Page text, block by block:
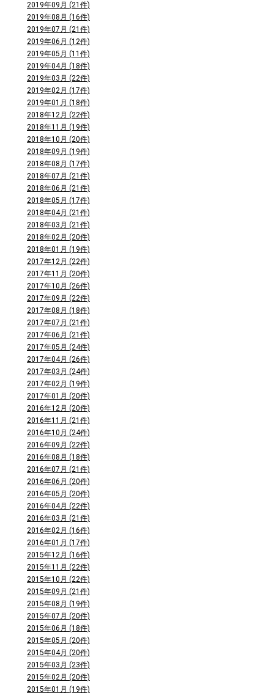
2019年09月 (21件)
2019年08月 (16件)
2019年07月 (21件)
2019年06月 (12件)
2019年05月 (11件)
2019年04月 (18件)
2019年03月 (22件)
2019年02月 (17件)
2019年01月 (18件)
2018年12月 (22件)
2018年11月 (19件)
2018年10月 (20件)
2018年09月 (19件)
2018年08月 (17件)
2018年07月 (21件)
2018年06月 (21件)
2018年05月 (17件)
2018年04月 (21件)
2018年03月 (21件)
2018年02月 (20件)
2018年01月 (19件)
2017年12月 (22件)
2017年11月 (20件)
2017年10月 (26件)
2017年09月 (22件)
2017年08月 (18件)
2017年07月 (21件)
2017年06月 (21件)
2017年05月 (24件)
2017年04月 (26件)
2017年03月 (24件)
2017年02月 (19件)
2017年01月 (20件)
2016年12月 (20件)
2016年11月 (21件)
2016年10月 (24件)
2016年09月 (22件)
2016年08月 (18件)
2016年07月 (21件)
2016年06月 (20件)
2016年05月 (20件)
2016年04月 (22件)
2016年03月 (21件)
2016年02月 (16件)
2016年01月 (17件)
2015年12月 (16件)
2015年11月 (22件)
2015年10月 (22件)
2015年09月 (21件)
2015年08月 (19件)
2015年07月 (20件)
2015年06月 (18件)
2015年05月 (20件)
2015年04月 (20件)
2015年03月 (23件)
2015年02月 (20件)
2015年01月 (19件)